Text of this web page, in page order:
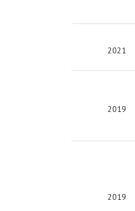
2021
2019
2019